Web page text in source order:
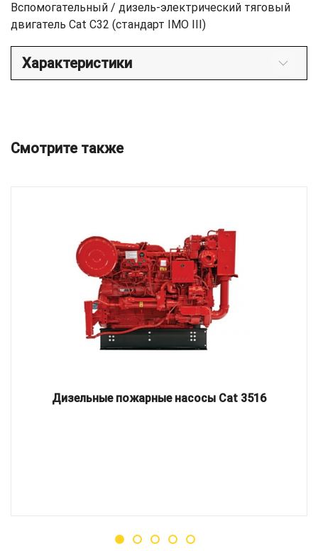
Вспомогательный / дизель-электрический тяговый
двигатель Cat C32 (стандарт IMO III)
Характеристики
Смотрите также
Дизельные пожарные насосы Cat 3516